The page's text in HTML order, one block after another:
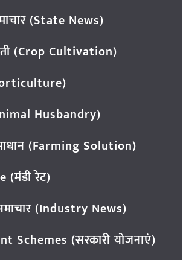
(State News)
(Crop Cultivation)
Husbandry)
(Farming Solution)
(मंडी रेट)
(Industry News)
Schemes (सरकारी योजनाएं)